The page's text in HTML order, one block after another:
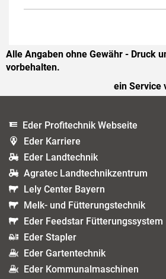
Alle Angaben ohne Gewähr - Druck
vorbehalten.
ein Service
Eder Profitechnik Webseite
Eder Karriere
Eder Landtechnik
Agratec Landtechnikzentrum
Lely Center Bayern
Melk- und Fütterungstechnik
Eder Feedstar Fütterungssystem
Eder Stapler
Eder Gartentechnik
Eder Kommunalmaschinen